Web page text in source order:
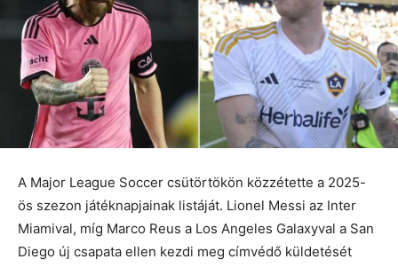
A Major League Soccer csütörtökön közzétette a 2025-
ös szezon játéknapjainak listáját. Lionel Messi az Inter
Miamival, míg Marco Reus a Los Angeles Galaxyval a San
Diego új csapata ellen kezdi meg címvédő küldetését